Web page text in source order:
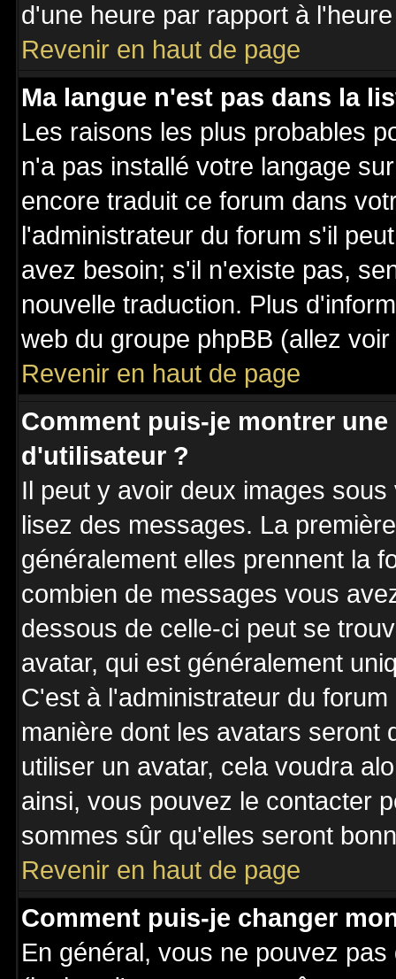
d'une heure par rapport à
Revenir en haut de page
Ma langue n'est pas dans la
Les raisons les plus probables
n'a pas installé votre langage
encore traduit ce forum dans
l'administrateur du forum s'il
avez besoin; s'il n'existe pas,
nouvelle traduction. Plus
web du groupe phpBB (allez
Revenir en haut de page
Comment puis-je montrer
d'utilisateur ?
Il peut y avoir deux images
lisez des messages. La
généralement elles prennent la
combien de messages vous
dessous de celle-ci peut se
avatar, qui est généralement
C'est à l'administrateur du
manière dont les avatars seront
utiliser un avatar, cela voudra
ainsi, vous pouvez le contacter
sommes sûr qu'elles seront
Revenir en haut de page
Comment puis-je changer
En général, vous ne pouvez